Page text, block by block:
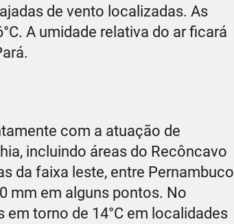
de vento localizadas. As
A umidade relativa do ar ficará
com a atuação de
incluindo áreas do Recôncavo
da faixa leste, entre Pernambuco
mm em alguns pontos. No
torno de 14°C em localidades